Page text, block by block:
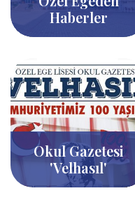
Haberler
Okul Gazetesi
'Velhasıl'